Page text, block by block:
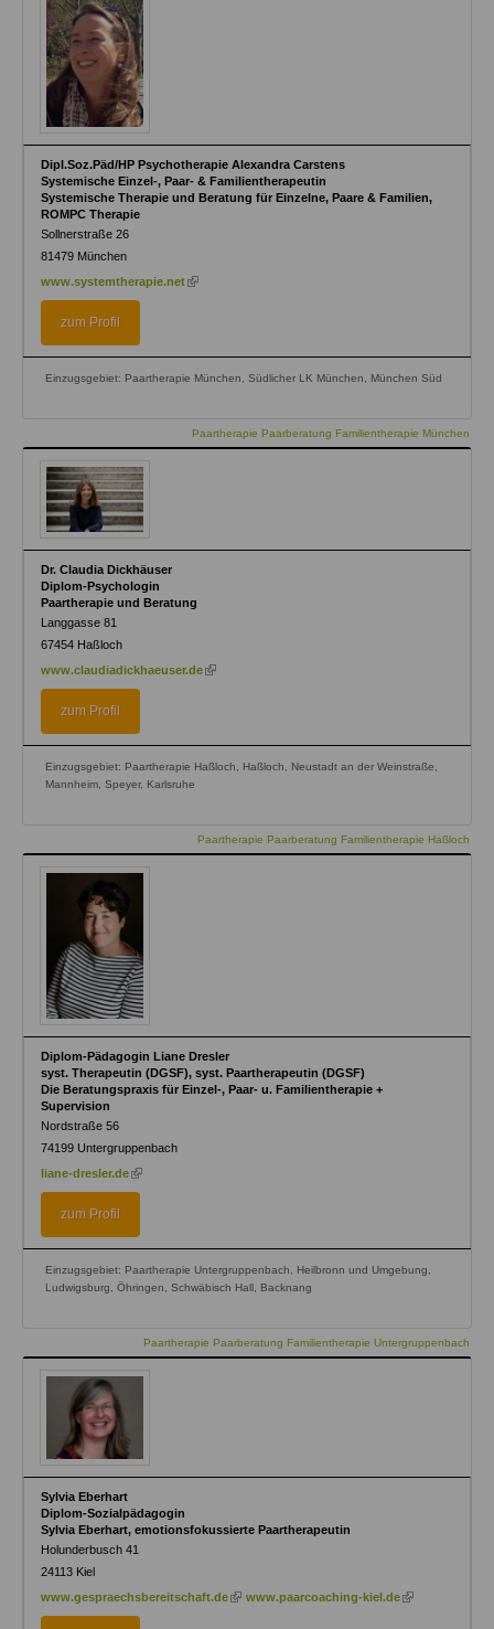
Dipl.Soz.Päd/HP Psychotherapie Alexandra Carstens
Systemische Einzel-, Paar- & Familientherapeutin
Systemische Therapie und Beratung für Einzelne, Paare & Familien,
ROMPC Therapie
Sollnerstraße 26
81479 München
www.systemtherapie.net (link
zum Profil
Einzugsgebiet: Paartherapie München, Südlicher LK München, München Süd
Paartherapie Paarberatung Familientherapie München
Dr. Claudia Dickhäuser
Diplom-Psychologin
Paartherapie und Beratung
Langgasse 81
67454 Haßloch
www.claudiadickhaeuser.de (link
zum Profil
Einzugsgebiet: Paartherapie Haßloch, Haßloch, Neustadt an der Weinstraße,
Mannheim, Speyer, Karlsruhe
Paartherapie Paarberatung Familientherapie Haßloch
Diplom-Pädagogin Liane Dresler
syst. Therapeutin (DGSF), syst. Paartherapeutin (DGSF)
Die Beratungspraxis für Einzel-, Paar- u. Familientherapie +
Supervision
Nordstraße 56
74199 Untergruppenbach
liane-dresler.de (link
zum Profil
Einzugsgebiet: Paartherapie Untergruppenbach, Heilbronn und Umgebung,
Ludwigsburg, Öhringen, Schwäbisch Hall, Backnang
Paartherapie Paarberatung Familientherapie Untergruppenbach
Sylvia Eberhart
Diplom-Sozialpädagogin
Sylvia Eberhart, emotionsfokussierte Paartherapeutin
Holunderbusch 41
24113 Kiel
www.gespraechsbereitschaft.de (linkwww.paarcoaching-kiel.de (link